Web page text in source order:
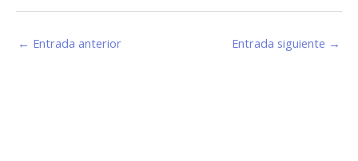
← Entrada anterior Entrada siguiente →